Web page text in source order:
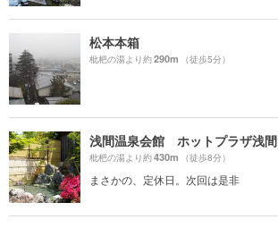
松本本箱
枇杷の湯より約290m （徒歩5分）
浅間温泉会館 ホットプラザ浅間
枇杷の湯より約430m （徒歩8分）
まさかの、定休日。次回は是非